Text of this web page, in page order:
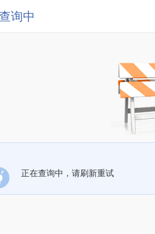
询中
正在查询中，请刷新重试